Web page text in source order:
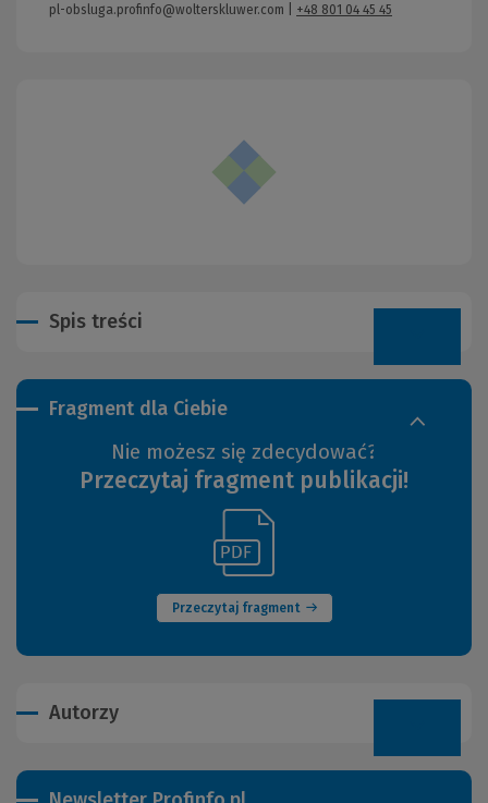
Fragment dla Ciebie
Nie możesz się zdecydować?
Przeczytaj fragment publikacji!
Przeczytaj fragment
(Nowe
okno)
innej
strony)
pl-obsluga.profinfo@wolterskluwer.com
+48 801 04 45 45
Spis treści
Autorzy